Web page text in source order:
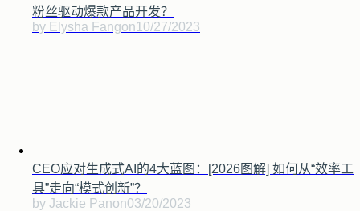
粉丝驱动爆款产品开发？
by Elysha Fangon10/27/2023
CEO应对生成式AI的4大蓝图：[2026图解] 如何从“效率工
具”走向“模式创新”？
by Jackie Panon03/20/2023